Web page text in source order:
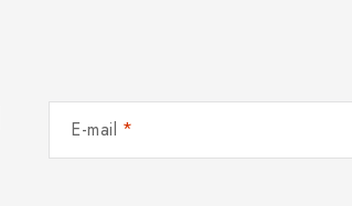
E-mail